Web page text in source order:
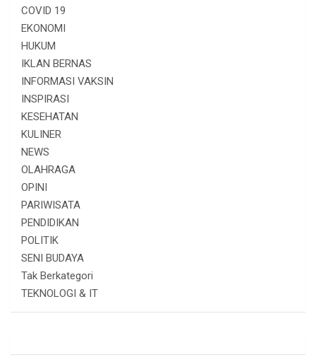
COVID 19
EKONOMI
HUKUM
IKLAN BERNAS
INFORMASI VAKSIN
INSPIRASI
KESEHATAN
KULINER
NEWS
OLAHRAGA
OPINI
PARIWISATA
PENDIDIKAN
POLITIK
SENI BUDAYA
Tak Berkategori
TEKNOLOGI & IT